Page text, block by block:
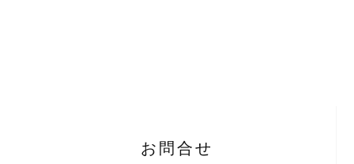
お問合せ